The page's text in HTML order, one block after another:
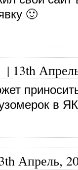
🙂
| 13th
в
Апрель,